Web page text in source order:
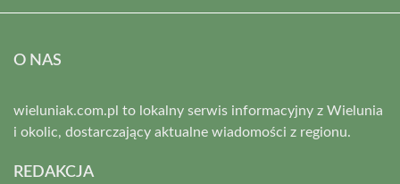
O NAS
wieluniak.com.pl to lokalny serwis informacyjny z Wielunia
i okolic, dostarczający aktualne wiadomości z regionu.
REDAKCJA